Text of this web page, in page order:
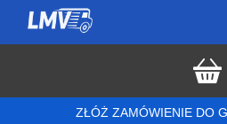
ZŁÓŻ ZAMÓWIENIE DO